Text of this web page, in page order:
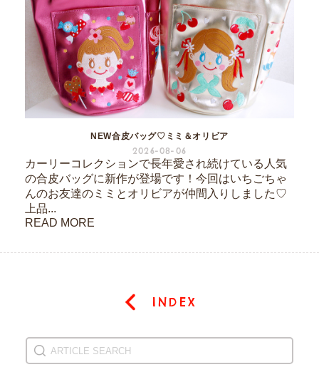
NEW合皮バッグ♡ミミ＆オリビア
2026-08-06
カーリーコレクションで長年愛され続けている人気
の合皮バッグに新作が登場です！今回はいちごちゃ
んのお友達のミミとオリビアが仲間入りしました♡
上品...
READ MORE
INDEX